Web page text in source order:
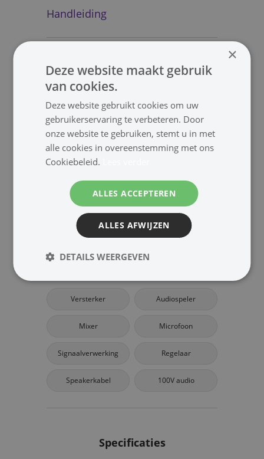
Handleiding
Bekijk | Meer speakers
Hoorn Opbouw 4/8 Ohm
Inbouw 4 Ohm Inbouw 100V
Wand/Plafond Projectie
Pendel/Bol Kolom
Versterker Audiospeler
Mixer Microfoon
Signaalverwerking Regelaar
Speakerkabel 100V audio
Specificaties
×
Deze website maakt gebruik
van cookies.
Deze website gebruikt cookies om uw
gebruikerservaring te verbeteren. Door
onze website te gebruiken, stemt u in met
alle cookies in overeenstemming met ons
Cookiebeleid.
ALLES ACCEPTEREN
ALLES AFWIJZEN
DETAILS WEERGEVEN